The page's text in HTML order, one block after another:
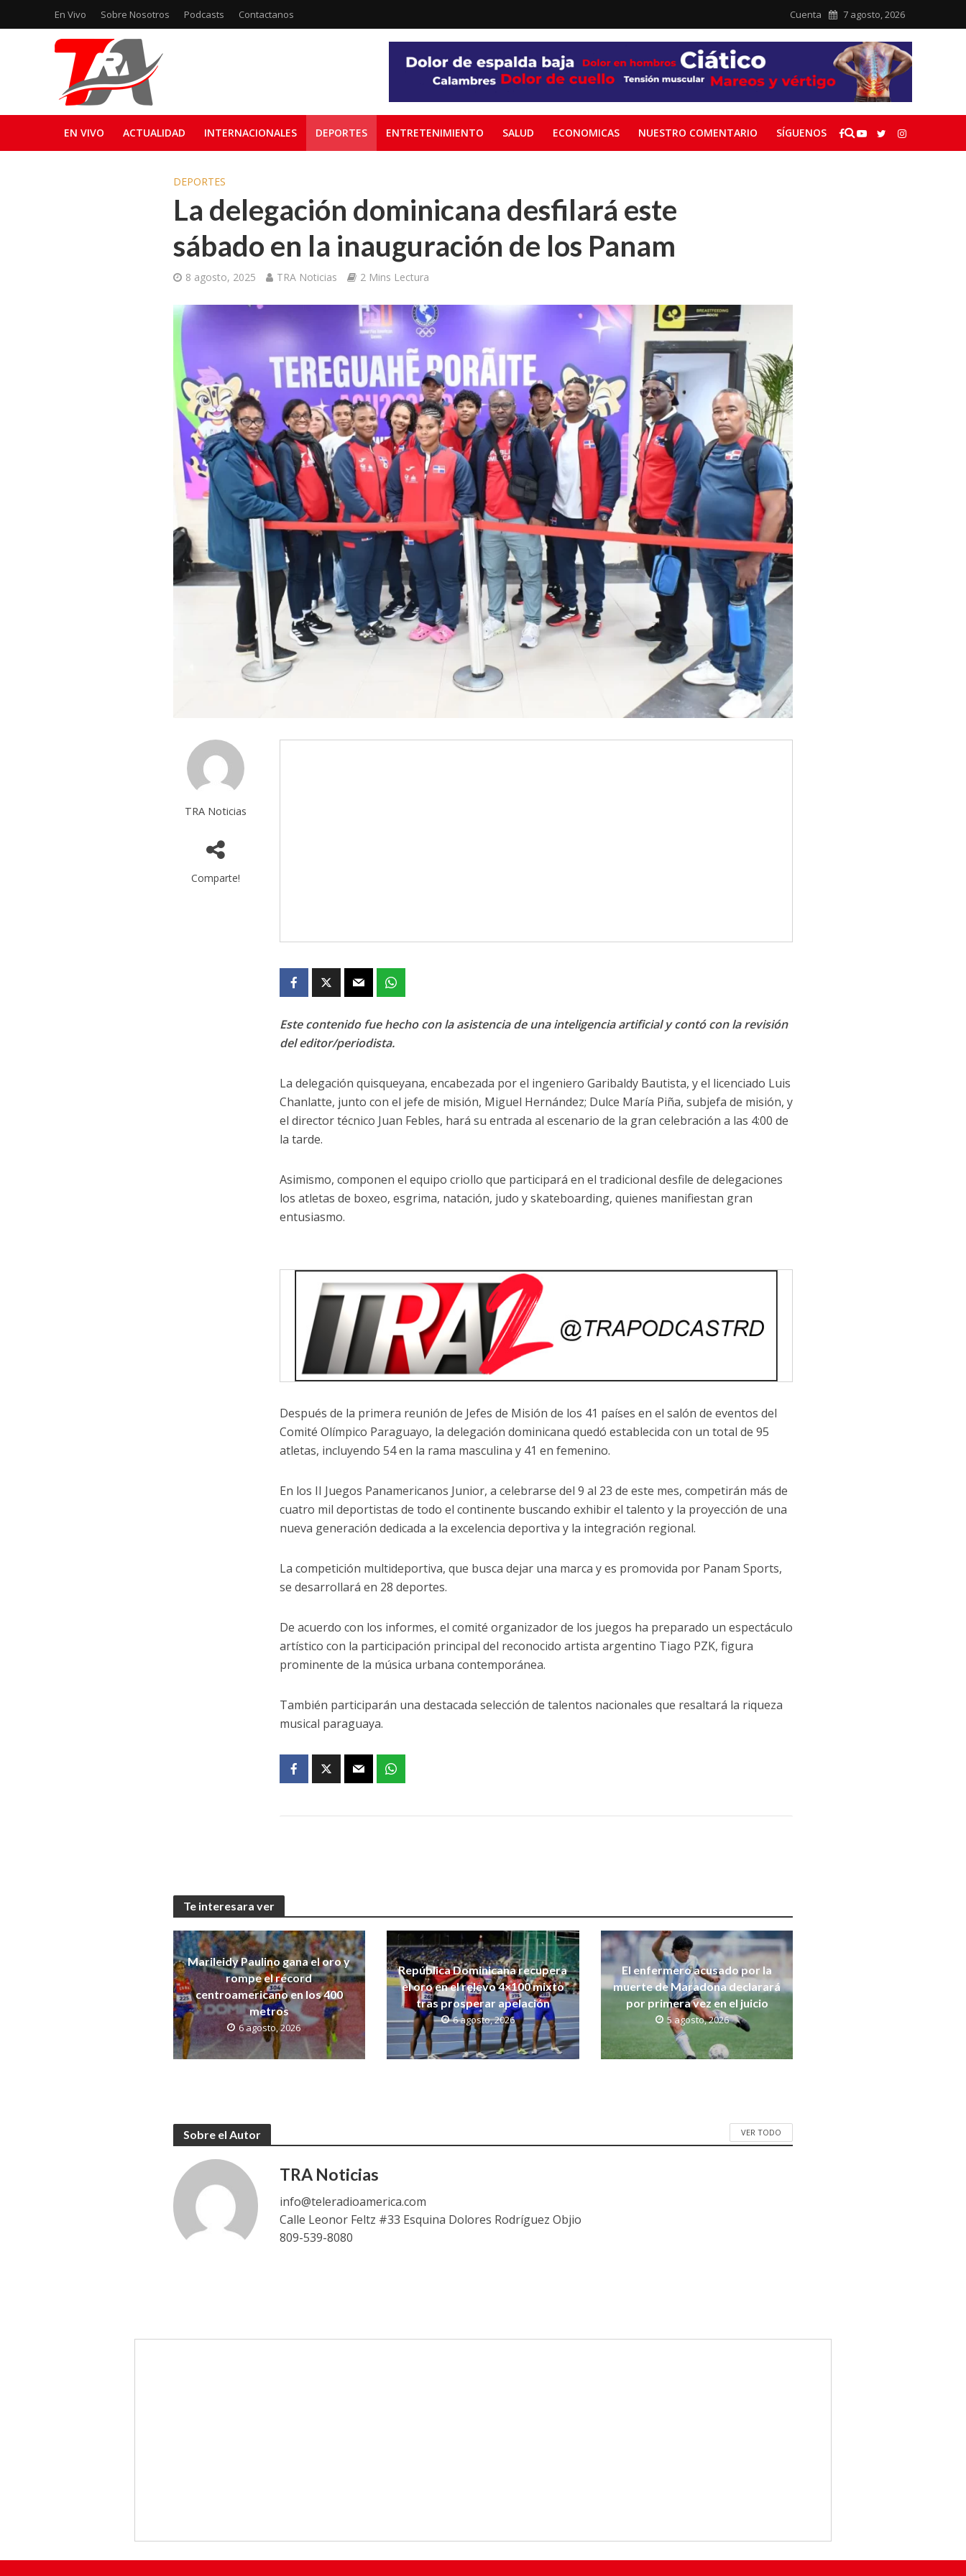
En Vivo Sobre Nosotros Podcasts Contactanos Cuenta 7 agosto, 2026
EN VIVO ACTUALIDAD INTERNACIONALES DEPORTES ENTRETENIMIENTO SALUD ECONOMICAS NUESTRO COMENTARIO SÍGUENOS
DEPORTES
La delegación dominicana desfilará este
sábado en la inauguración de los Panam
8 agosto, 2025 TRA Noticias 2 Mins Lectura
TRA Noticias
Comparte!
Este contenido fue hecho con la asistencia de una inteligencia artificial y contó con la revisión
del editor/periodista.
La delegación quisqueyana, encabezada por el ingeniero Garibaldy Bautista, y el licenciado Luis
Chanlatte, junto con el jefe de misión, Miguel Hernández; Dulce María Piña, subjefa de misión, y
el director técnico Juan Febles, hará su entrada al escenario de la gran celebración a las 4:00 de
la tarde.
Asimismo, componen el equipo criollo que participará en el tradicional desfile de delegaciones
los atletas de boxeo, esgrima, natación, judo y skateboarding, quienes manifiestan gran
entusiasmo.
Después de la primera reunión de Jefes de Misión de los 41 países en el salón de eventos del
Comité Olímpico Paraguayo, la delegación dominicana quedó establecida con un total de 95
atletas, incluyendo 54 en la rama masculina y 41 en femenino.
En los II Juegos Panamericanos Junior, a celebrarse del 9 al 23 de este mes, competirán más de
cuatro mil deportistas de todo el continente buscando exhibir el talento y la proyección de una
nueva generación dedicada a la excelencia deportiva y la integración regional.
La competición multideportiva, que busca dejar una marca y es promovida por Panam Sports,
se desarrollará en 28 deportes.
De acuerdo con los informes, el comité organizador de los juegos ha preparado un espectáculo
artístico con la participación principal del reconocido artista argentino Tiago PZK, figura
prominente de la música urbana contemporánea.
También participarán una destacada selección de talentos nacionales que resaltará la riqueza
musical paraguaya.
Te interesara ver
Marileidy Paulino gana el oro y
rompe el récord
centroamericano en los 400
metros
6 agosto, 2026
República Dominicana recupera
el oro en el relevo 4×100 mixto
tras prosperar apelación
6 agosto, 2026
El enfermero acusado por la
muerte de Maradona declarará
por primera vez en el juicio
5 agosto, 2026
Sobre el Autor VER TODO
TRA Noticias
info@teleradioamerica.com
Calle Leonor Feltz #33 Esquina Dolores Rodríguez Objio
809-539-8080